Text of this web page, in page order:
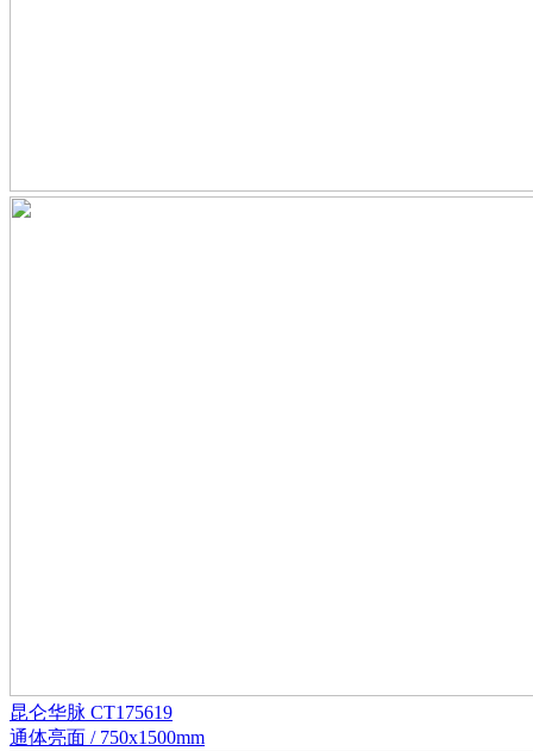
昆仑华脉 CT175619
通体亮面 / 750x1500mm